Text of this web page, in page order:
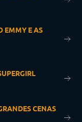
EMMY E AS
CENAS